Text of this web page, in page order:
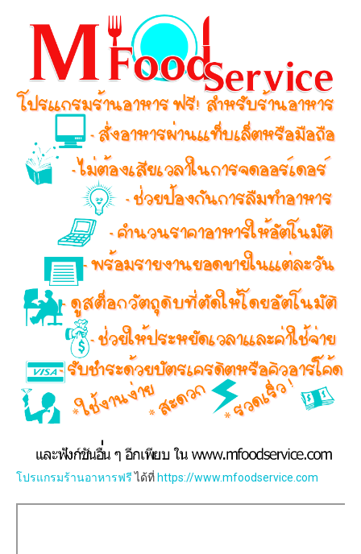
โปรแกรมร้านอาหารฟรีได้ที่ https://www.mfoodservice.com